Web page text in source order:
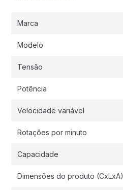
Marca
Modelo
Tensão
Potência
Velocidade variável
Rotações por minuto
Capacidade
Dimensões do produto (CxLxA)